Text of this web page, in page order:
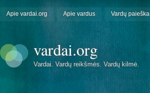
Apie vardai.org Apie vardus Vardų paieška
vardai.org
Vardai. Vardų reikšmės. Vardų kilmė.